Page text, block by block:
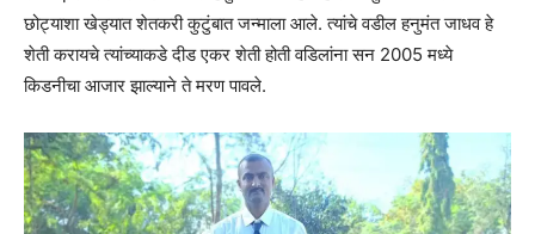
छोट्याशा खेड्यात शेतकरी कुटुंबात जन्माला आले. त्यांचे वडील हनुमंत जाधव हे
शेती करायचे त्यांच्याकडे दीड एकर शेती होती वडिलांना सन 2005 मध्ये
किडनीचा आजार झाल्याने ते मरण पावले.